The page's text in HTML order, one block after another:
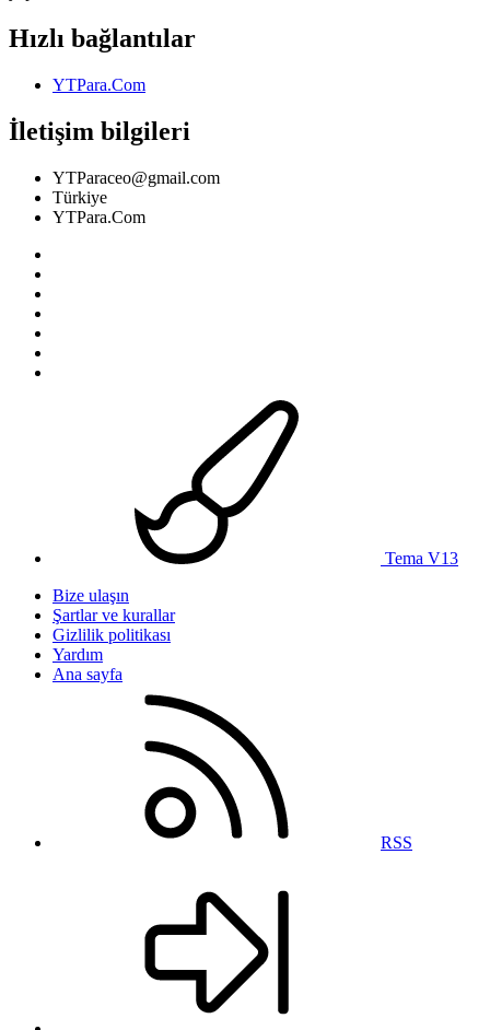
Hızlı bağlantılar
YTPara.Com
İletişim bilgileri
YTParaceo@gmail.com
Türkiye
YTPara.Com
Tema V13
Bize ulaşın
Şartlar ve kurallar
Gizlilik politikası
Yardım
Ana sayfa
RSS